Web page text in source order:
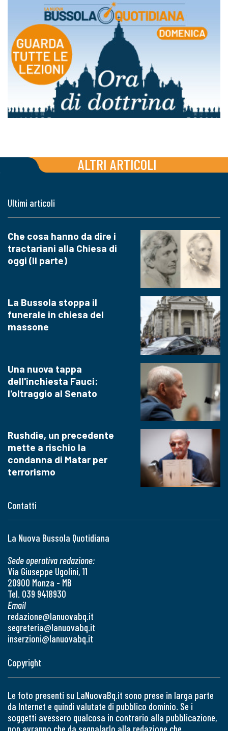
ALTRI ARTICOLI
Contatti
La Nuova Bussola Quotidiana
Sede operativa redazione:
Via Giuseppe Ugolini, 11
20900 Monza - MB
Tel. 039 9418930
Email
redazione@lanuovabq.it
segreteria@lanuovabq.it
inserzioni@lanuovabq.it
Ultimi articoli
Che cosa hanno da dire i
tractariani alla Chiesa di
oggi (II parte)
La Bussola stoppa il
funerale in chiesa del
massone
Una nuova tappa
dell'inchiesta Fauci:
l'oltraggio al Senato
Rushdie, un precedente
mette a rischio la
condanna di Matar per
terrorismo
Copyright
Le foto presenti su LaNuovaBq.it sono prese in larga parte
da Internet e quindi valutate di pubblico dominio. Se i
soggetti avessero qualcosa in contrario alla pubblicazione,